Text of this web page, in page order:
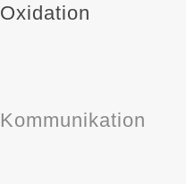
Oxidation
Kommunikation